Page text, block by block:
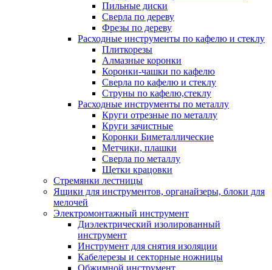
Пильные диски
Сверла по дереву
Фрезы по дереву
Расходные инструменты по кафелю и стеклу
Плиткорезы
Алмазные коронки
Коронки-чашки по кафелю
Сверла по кафелю и стеклу
Струны по кафелю,стеклу
Расходные инструменты по металлу
Круги отрезные по металлу
Круги зачистные
Коронки Биметаллические
Метчики, плашки
Сверла по металлу
Щетки крацовки
Стремянки лестницы
Ящики для инструментов, органайзеры, блоки для
мелочей
Электромонтажный инструмент
Диэлектрический изолированный
инструмент
Инструмент для снятия изоляции
Кабелерезы и секторные ножницы
Обжимной инструмент